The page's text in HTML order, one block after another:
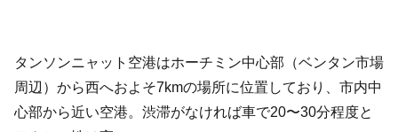
タンソンニャット空港はホーチミン中心部（ベンタン市場
周辺）から西へおよそ7kmの場所に位置しており、市内中
心部から近い空港。渋滞がなければ車で20〜30分程度と